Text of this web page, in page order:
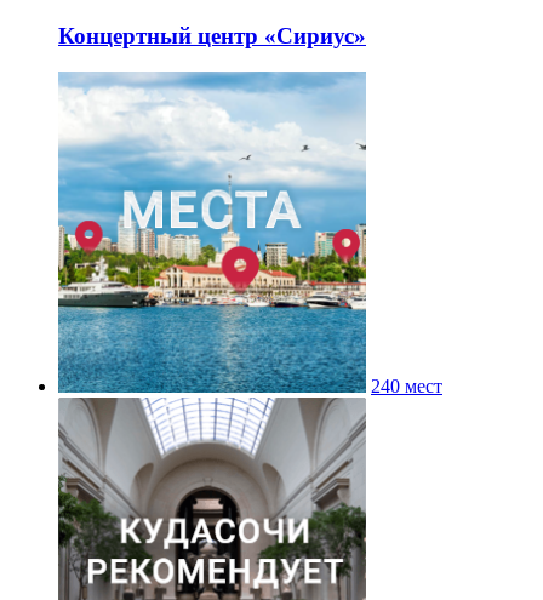
Концертный центр «Сириус»
240 мест